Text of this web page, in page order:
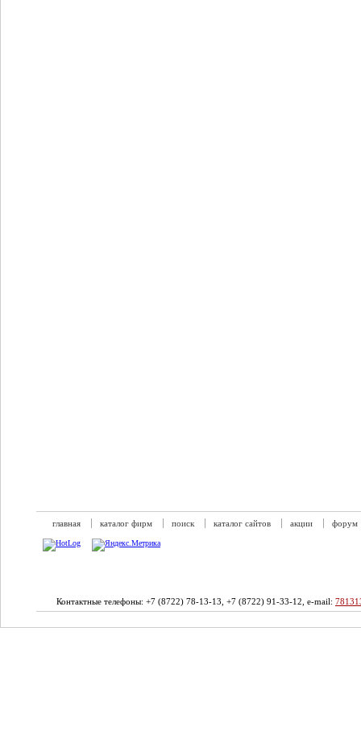
главная каталог фирм поиск каталог сайтов акции форум
Контактные телефоны: +7 (8722) 78-13-13, +7 (8722) 91-33-12, e-mail: